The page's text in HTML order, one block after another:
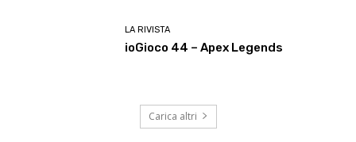
LA RIVISTA
ioGioco 44 – Apex Legends
Carica altri